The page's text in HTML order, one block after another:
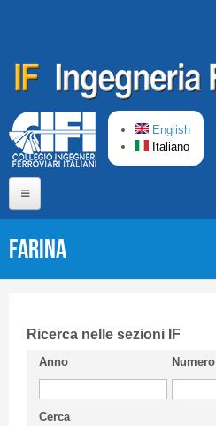
English
Italiano
CIFI in breve
Linee Guida
FARINA
Ricerca nelle sezioni IF
Anno Numero
Cerca